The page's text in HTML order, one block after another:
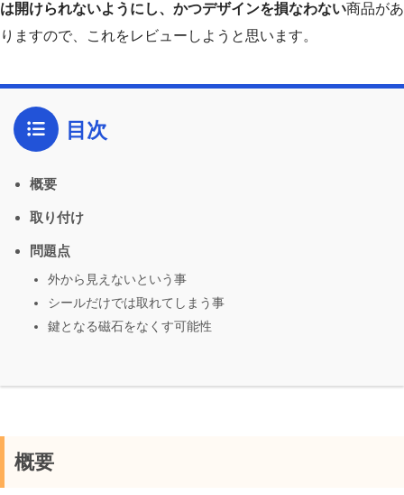
は開けられないようにし、かつデザインを損なわない商品があ
りますので、これをレビューしようと思います。
目次
概要
取り付け
問題点
外から見えないという事
シールだけでは取れてしまう事
鍵となる磁石をなくす可能性
概要